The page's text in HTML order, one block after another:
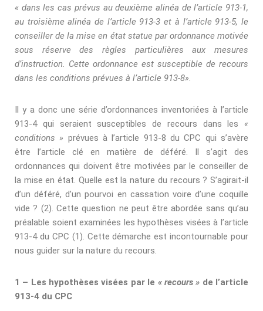
« dans les cas prévus au deuxième alinéa de l’article 913-1,
au troisième alinéa de l’article 913-3 et à l’article 913-5, le
conseiller de la mise en état statue par ordonnance motivée
sous réserve des règles particulières aux mesures
d’instruction. Cette ordonnance est susceptible de recours
dans les conditions prévues à l’article 913-8».
Il y a donc une série d’ordonnances inventoriées à l’article
913-4 qui seraient susceptibles de recours dans les «
conditions » prévues à l’article 913-8 du CPC qui s’avère
être l’article clé en matière de déféré. Il s’agit des
ordonnances qui doivent être motivées par le conseiller de
la mise en état. Quelle est la nature du recours ? S’agirait-il
d’un déféré, d’un pourvoi en cassation voire d’une coquille
vide ? (2). Cette question ne peut être abordée sans qu’au
préalable soient examinées les hypothèses visées à l’article
913-4 du CPC (1). Cette démarche est incontournable pour
nous guider sur la nature du recours.
1 – Les hypothèses visées par le « recours » de l’article
913-4 du CPC